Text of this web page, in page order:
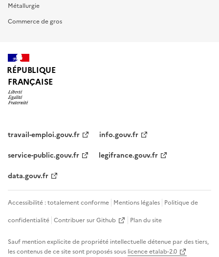
Métallurgie
Commerce de gros
RÉPUBLIQUE
FRANÇAISE
travail-emploi.gouv.fr
info.gouv.fr
service-public.gouv.fr
legifrance.gouv.fr
data.gouv.fr
Accessibilité : totalement conforme Mentions légales Politique de
confidentialité Contribuer sur Github Plan du site
Sauf mention explicite de propriété intellectuelle détenue par des tiers,
les contenus de ce site sont proposés sous licence etalab-2.0